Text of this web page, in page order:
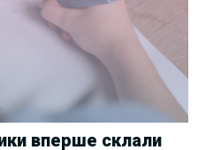
вперше склали